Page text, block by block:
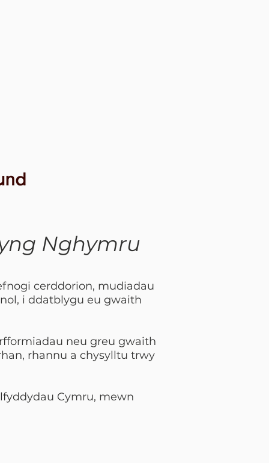
Nghymru
cerddorion, mudiadau
i ddatblygu eu gwaith
neu greu gwaith
rhannu a chysylltu trwy
Cymru, mewn